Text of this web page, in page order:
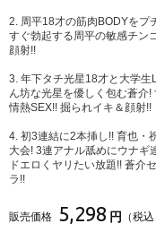
2. 周平18才の筋肉BODYをプ
すぐ勃起する周平の敏感チン
顔射!!
3. 年下タチ光星18才と大学生
ん坊な光星を優しく包む蒼
情熱SEX!! 掘られイキ＆顔射!!
4. 初3連結に2本挿し!! 育也・
大会! 3連アナル舐めにウナギ
ドエロくヤリたい放題!! 蒼介
ラ!!
販売価格 5,298 円 （税込